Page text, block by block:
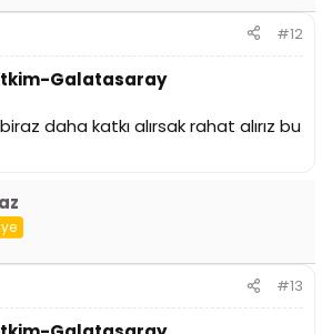
#12
Galatasaray
daha katkı alırsak rahat alırız bu
#13